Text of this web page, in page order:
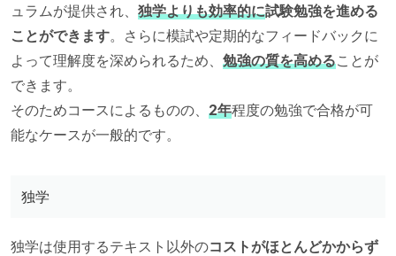
ュラムが提供され、 独学よりも効率的に試験勉強を進める
ことができます。さらに模試や定期的なフィードバックに
よって理解度を深められるため、 勉強の質を高めることが
できます。
そのためコースによるものの、 2年程度の勉強で合格が可
能なケースが一般的です。
独学
独学は使用するテキスト以外のコストがほとんどかからず